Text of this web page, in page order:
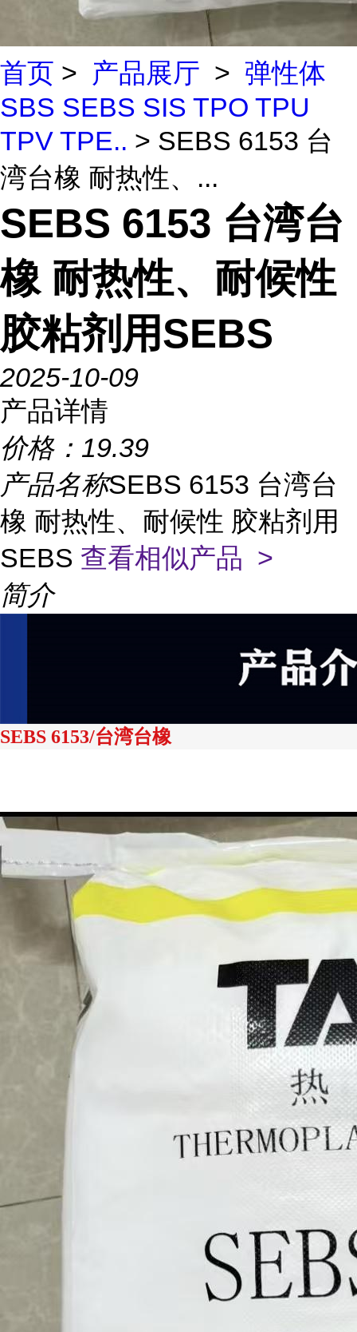
首页 > 产品展厅 > 弹性体
SBS SEBS SIS TPO TPU
TPV TPE.. > SEBS 6153 台
湾台橡 耐热性、...
SEBS 6153 台湾台
橡 耐热性、耐候性
胶粘剂用SEBS
2025-10-09
产品详情
价格： 19.39
产品名称SEBS 6153 台湾台
橡 耐热性、耐候性 胶粘剂用
SEBS 查看相似产品 >
简介
SEBS 6153/台湾台橡